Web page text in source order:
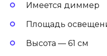
Имеется диммер
Площадь
Высота — 61 см